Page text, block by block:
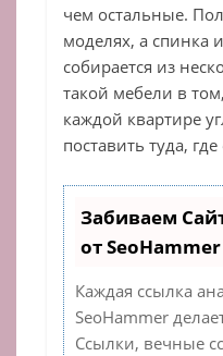
чем остальные.
моделях, а спинка
собирается из
такой мебели в
каждой квартире
поставить туда,
Забиваем
от SeoHammer
Каждая ссылка
SeoHammer
Ссылки, вечные